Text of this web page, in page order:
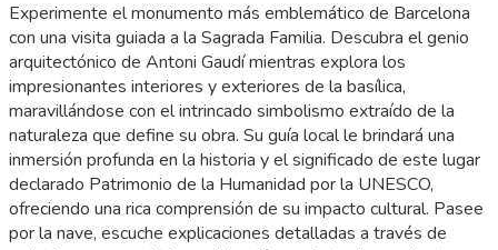
Experimente el monumento más emblemático de Barcelona
con una visita guiada a la Sagrada Familia. Descubra el genio
arquitectónico de Antoni Gaudí mientras explora los
impresionantes interiores y exteriores de la basílica,
maravillándose con el intrincado simbolismo extraído de la
naturaleza que define su obra. Su guía local le brindará una
inmersión profunda en la historia y el significado de este lugar
declarado Patrimonio de la Humanidad por la UNESCO,
ofreciendo una rica comprensión de su impacto cultural. Pasee
por la nave, escuche explicaciones detalladas a través de